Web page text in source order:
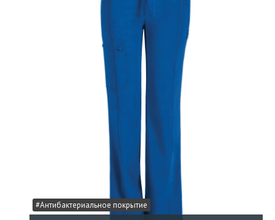
#Антибактериальное покрытие